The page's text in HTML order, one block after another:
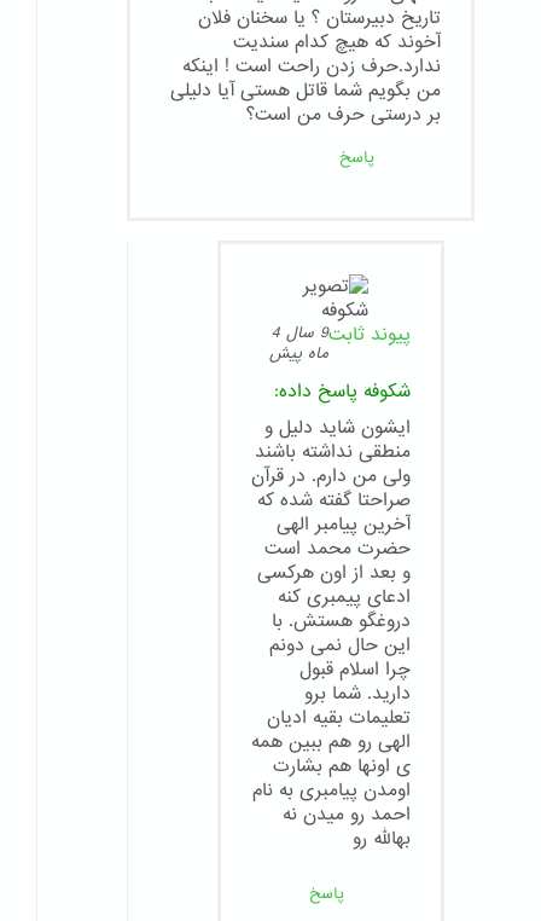
تاریخ دبیرستان ؟ یا سخنان فلان
آخوند که هیچ کدام سندیت
ندارد.حرف زدن راحت است ! اینکه
من بگویم شما قاتل هستی آیا دلیلی
بر درستی حرف من است؟
پاسخ
پیوند ثابت
9 سال 4
ماه پیش
شکوفه پاسخ داده:
ایشون شاید دلیل و
منطقی نداشته باشند
ولی من دارم. در قرآن
صراحتا گفته شده که
آخرین پیامبر الهی
حضرت محمد است
و بعد از اون هرکسی
ادعای پیمبری کنه
دروغگو هستش. با
این حال نمی دونم
چرا اسلام قبول
دارید. شما برو
تعلیمات بقیه ادیان
الهی رو هم ببین همه
ی اونها هم بشارت
اومدن پیامبری به نام
احمد رو میدن نه
بهالله رو
پاسخ